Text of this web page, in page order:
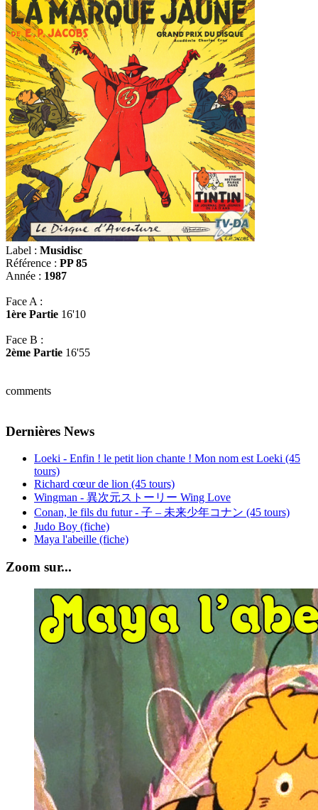
Label : Musidisc
Référence : PP 85
Année : 1987
Face A :
1ère Partie 16'10
Face B :
2ème Partie 16'55
comments
Dernières News
Loeki - Enfin ! le petit lion chante ! Mon nom est Loeki (45
tours)
Richard cœur de lion (45 tours)
Wingman - 異次元ストーリー Wing Love
Conan, le fils du futur - 子 – 未来少年コナン (45 tours)
Judo Boy (fiche)
Maya l'abeille (fiche)
Zoom sur...